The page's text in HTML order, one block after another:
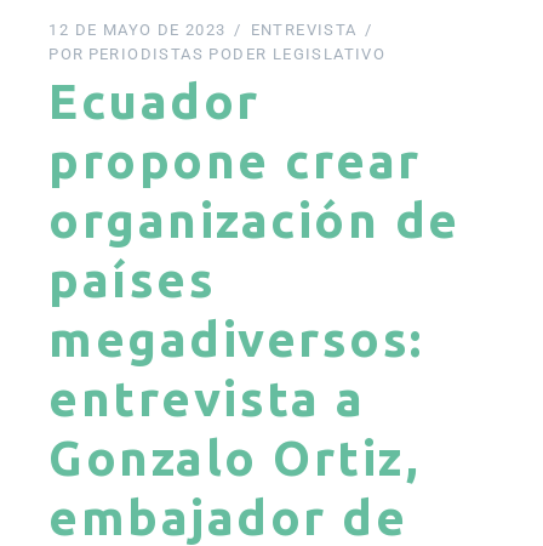
12 DE MAYO DE 2023
ENTREVISTA
POR PERIODISTAS PODER LEGISLATIVO
Ecuador
propone crear
organización de
países
megadiversos:
entrevista a
Gonzalo Ortiz,
embajador de